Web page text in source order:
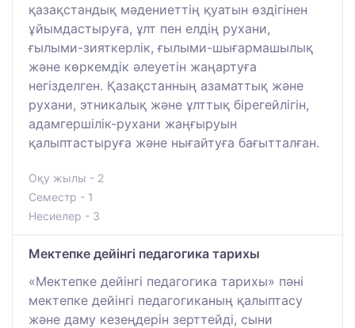
қазақстандық мәдениеттің қуатын өздігінен
ұйымдастыруға, ұлт пен елдің рухани,
ғылыми-зияткерлік, ғылыми-шығармашылық
және көркемдік әлеуетін жаңартуға
негізделген. Қазақстанның азаматтық және
рухани, этникалық және ұлттық бірегейлігін,
адамгершілік-рухани жаңғыруын
қалыптастыруға және нығайтуға бағытталған.
Оқу жылы - 2
Семестр - 1
Несиелер - 3
Мектепке дейінгі педагогика тарихы
«Мектепке дейінгі педагогика тарихы» пәні
мектепке дейінгі педагогиканың қалыптасу
және даму кезеңдерін зерттейді, сыни